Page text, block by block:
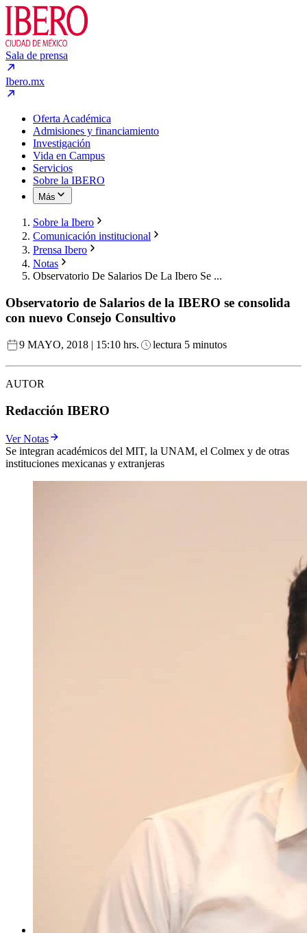
Sala de prensa
Ibero.mx
Oferta Académica
Admisiones y financiamiento
Investigación
Vida en Campus
Servicios
Sobre la IBERO
Más
Sobre la Ibero
Comunicación institucional
Prensa Ibero
Notas
Observatorio De Salarios De La Ibero Se ...
Observatorio de Salarios de la IBERO se consolida
con nuevo Consejo Consultivo
9 MAYO, 2018 | 15:10 hrs. lectura 5 minutos
AUTOR
Redacción IBERO
Ver Notas
Se integran académicos del MIT, la UNAM, el Colmex y de otras
instituciones mexicanas y extranjeras